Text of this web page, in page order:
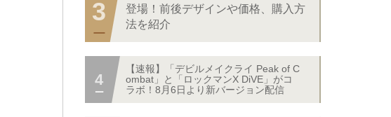
登場！前後デザインや価格、購入方
法を紹介
【速報】「デビルメイクライ Peak of C
ombat」と「ロックマンX DiVE」がコ
ラボ！8月6日より新バージョン配信